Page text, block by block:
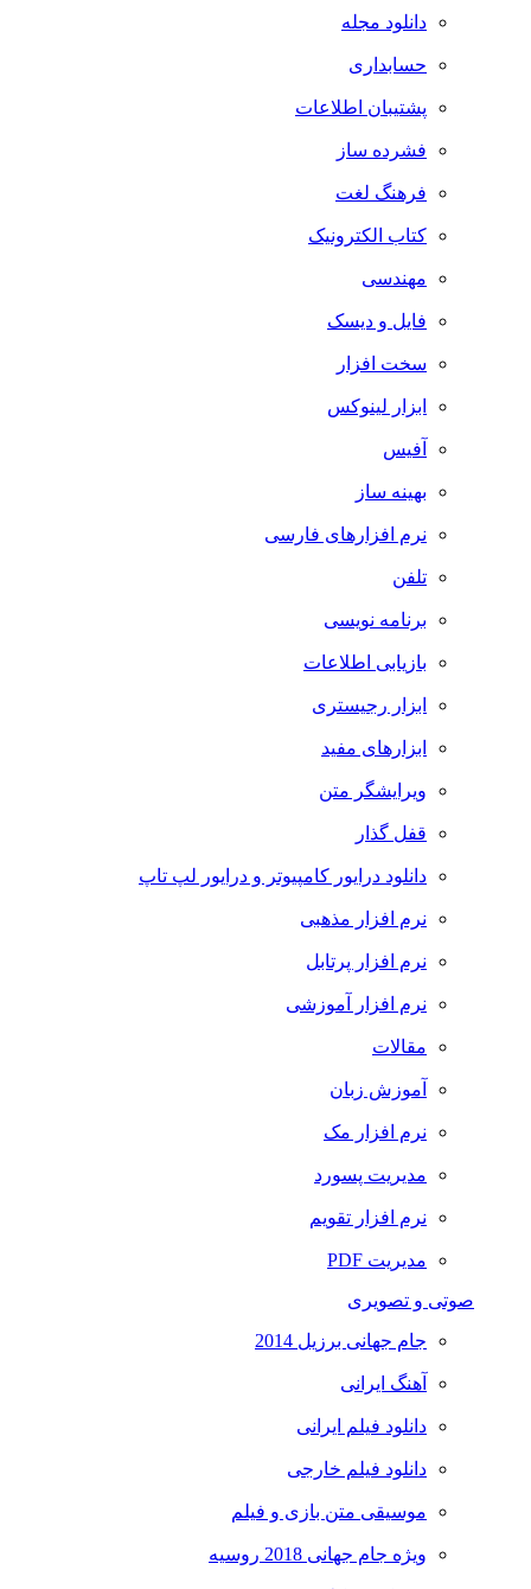
دانلود مجله
حسابداری
پشتیبان اطلاعات
فشرده ساز
فرهنگ لغت
کتاب الکترونیک
مهندسی
فایل و دیسک
سخت افزار
ابزار لینوکس
آفیس
بهینه ساز
نرم افزارهای فارسی
تلفن
برنامه نویسی
بازیابی اطلاعات
ابزار رجیستری
ابزارهای مفید
ویرایشگر متن
قفل گذار
دانلود درایور کامپیوتر و درایور لپ تاپ
نرم افزار مذهبی
نرم افزار پرتابل
نرم افزار آموزشی
مقالات
آموزش زبان
نرم افزار مک
مدیریت پسورد
نرم افزار تقویم
مدیریت PDF
صوتی و تصویری
جام جهانی برزیل 2014
آهنگ ایرانی
دانلود فیلم ایرانی
دانلود فیلم خارجی
موسیقی متن بازی و فیلم
ویژه جام جهانی 2018 روسیه